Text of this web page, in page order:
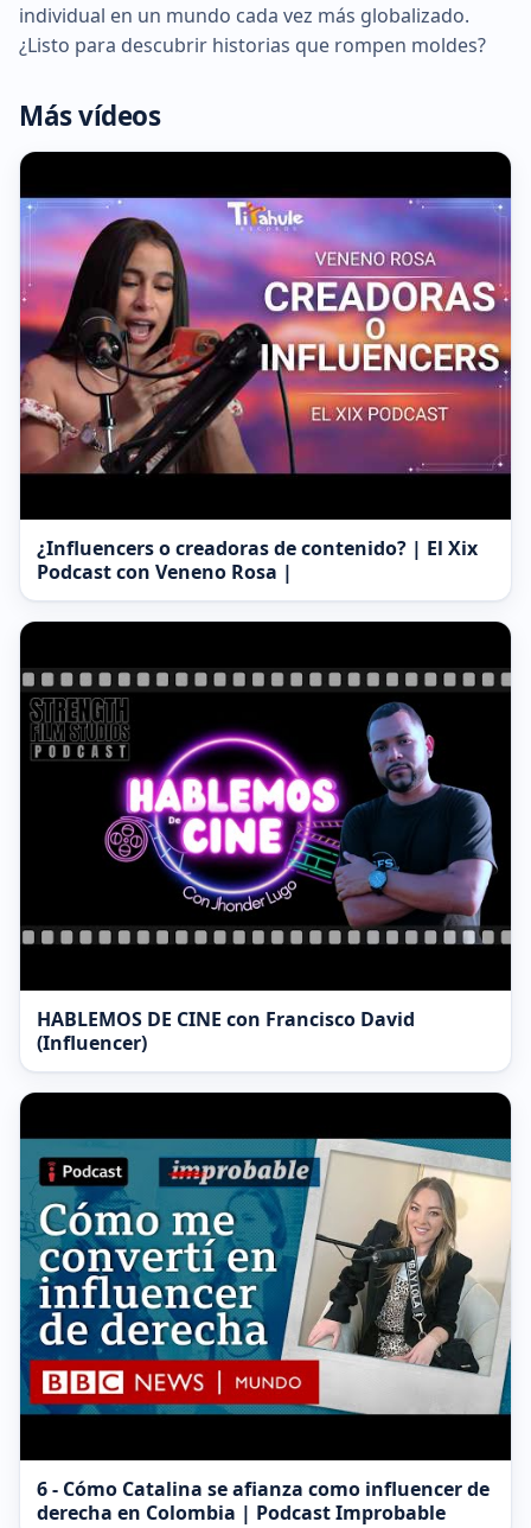
individual en un mundo cada vez más globalizado.
¿Listo para descubrir historias que rompen moldes?
Más vídeos
¿Influencers o creadoras de contenido? | El Xix
Podcast con Veneno Rosa |
HABLEMOS DE CINE con Francisco David
(Influencer)
6 - Cómo Catalina se afianza como influencer de
derecha en Colombia | Podcast Improbable